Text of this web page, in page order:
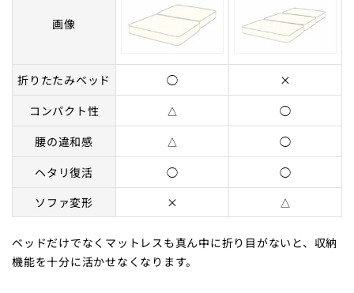
画像
折りたたみベッド ◯
×
コンパクト性
△
◯
腰の違和感
△
◯
ヘタリ復活
◯
◯
ソファ変形
× △
ベッドだけでなくマットレスも真ん中に折り目がないと、収納
機能を十分に活かせなくなります。